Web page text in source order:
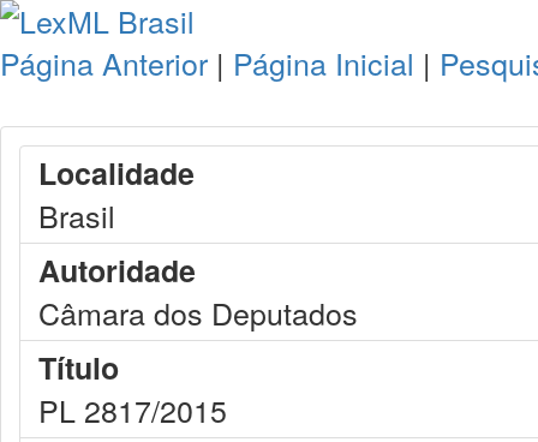
Página Anterior | Página Inicial |
Localidade
Brasil
Autoridade
Câmara dos Deputados
Título
PL 2817/2015